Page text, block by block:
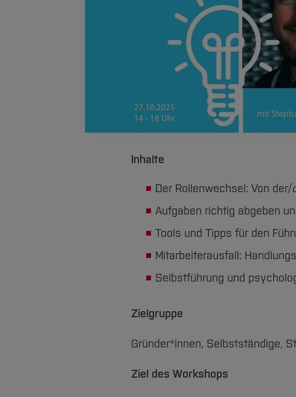
Inhalte
Der Rollenwechsel: Von der/
Aufgaben richtig abgeben
Tools und Tipps für den
Mitarbeiterausfall:
Selbstführung und
Zielgruppe
Gründer*innen, Selbstständige,
Ziel des Workshops